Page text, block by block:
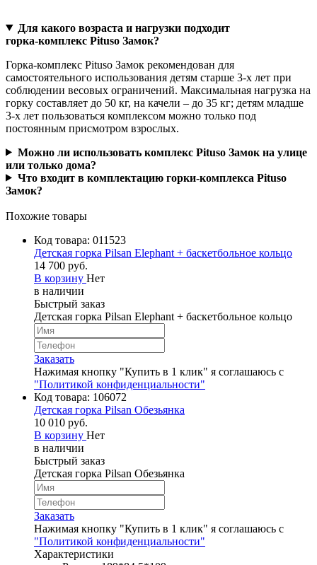
Для какого возраста и нагрузки подходит
горка‑комплекс Pituso Замок?
Горка‑комплекс Pituso Замок рекомендован для
самостоятельного использования детям старше 3‑х лет при
соблюдении весовых ограничений. Максимальная нагрузка на
горку составляет до 50 кг, на качели – до 35 кг; детям младше
3‑х лет пользоваться комплексом можно только под
постоянным присмотром взрослых.
Можно ли использовать комплекс Pituso Замок на улице
или только дома?
Что входит в комплектацию горки‑комплекса Pituso
Замок?
Похожие товары
Код товара: 011523
Детская горка Pilsan Elephant + баскетбольное кольцо
14 700 руб.
В корзину Нет
в наличии
Быстрый заказ
Детская горка Pilsan Elephant + баскетбольное кольцо
Заказать
Нажимая кнопку "Купить в 1 клик" я соглашаюсь с
"Политикой конфиденциальности"
Код товара: 106072
Детская горка Pilsan Обезьянка
10 010 руб.
В корзину Нет
в наличии
Быстрый заказ
Детская горка Pilsan Обезьянка
Заказать
Нажимая кнопку "Купить в 1 клик" я соглашаюсь с
"Политикой конфиденциальности"
Характеристики